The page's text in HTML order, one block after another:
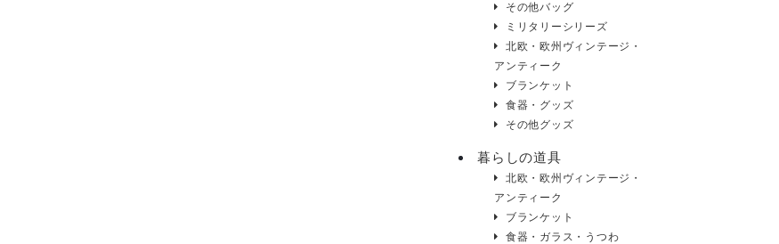
その他バッグ
ミリタリーシリーズ
北欧・欧州ヴィンテージ・
アンティーク
ブランケット
食器・グッズ
その他グッズ
暮らしの道具
北欧・欧州ヴィンテージ・
アンティーク
ブランケット
食器・ガラス・うつわ